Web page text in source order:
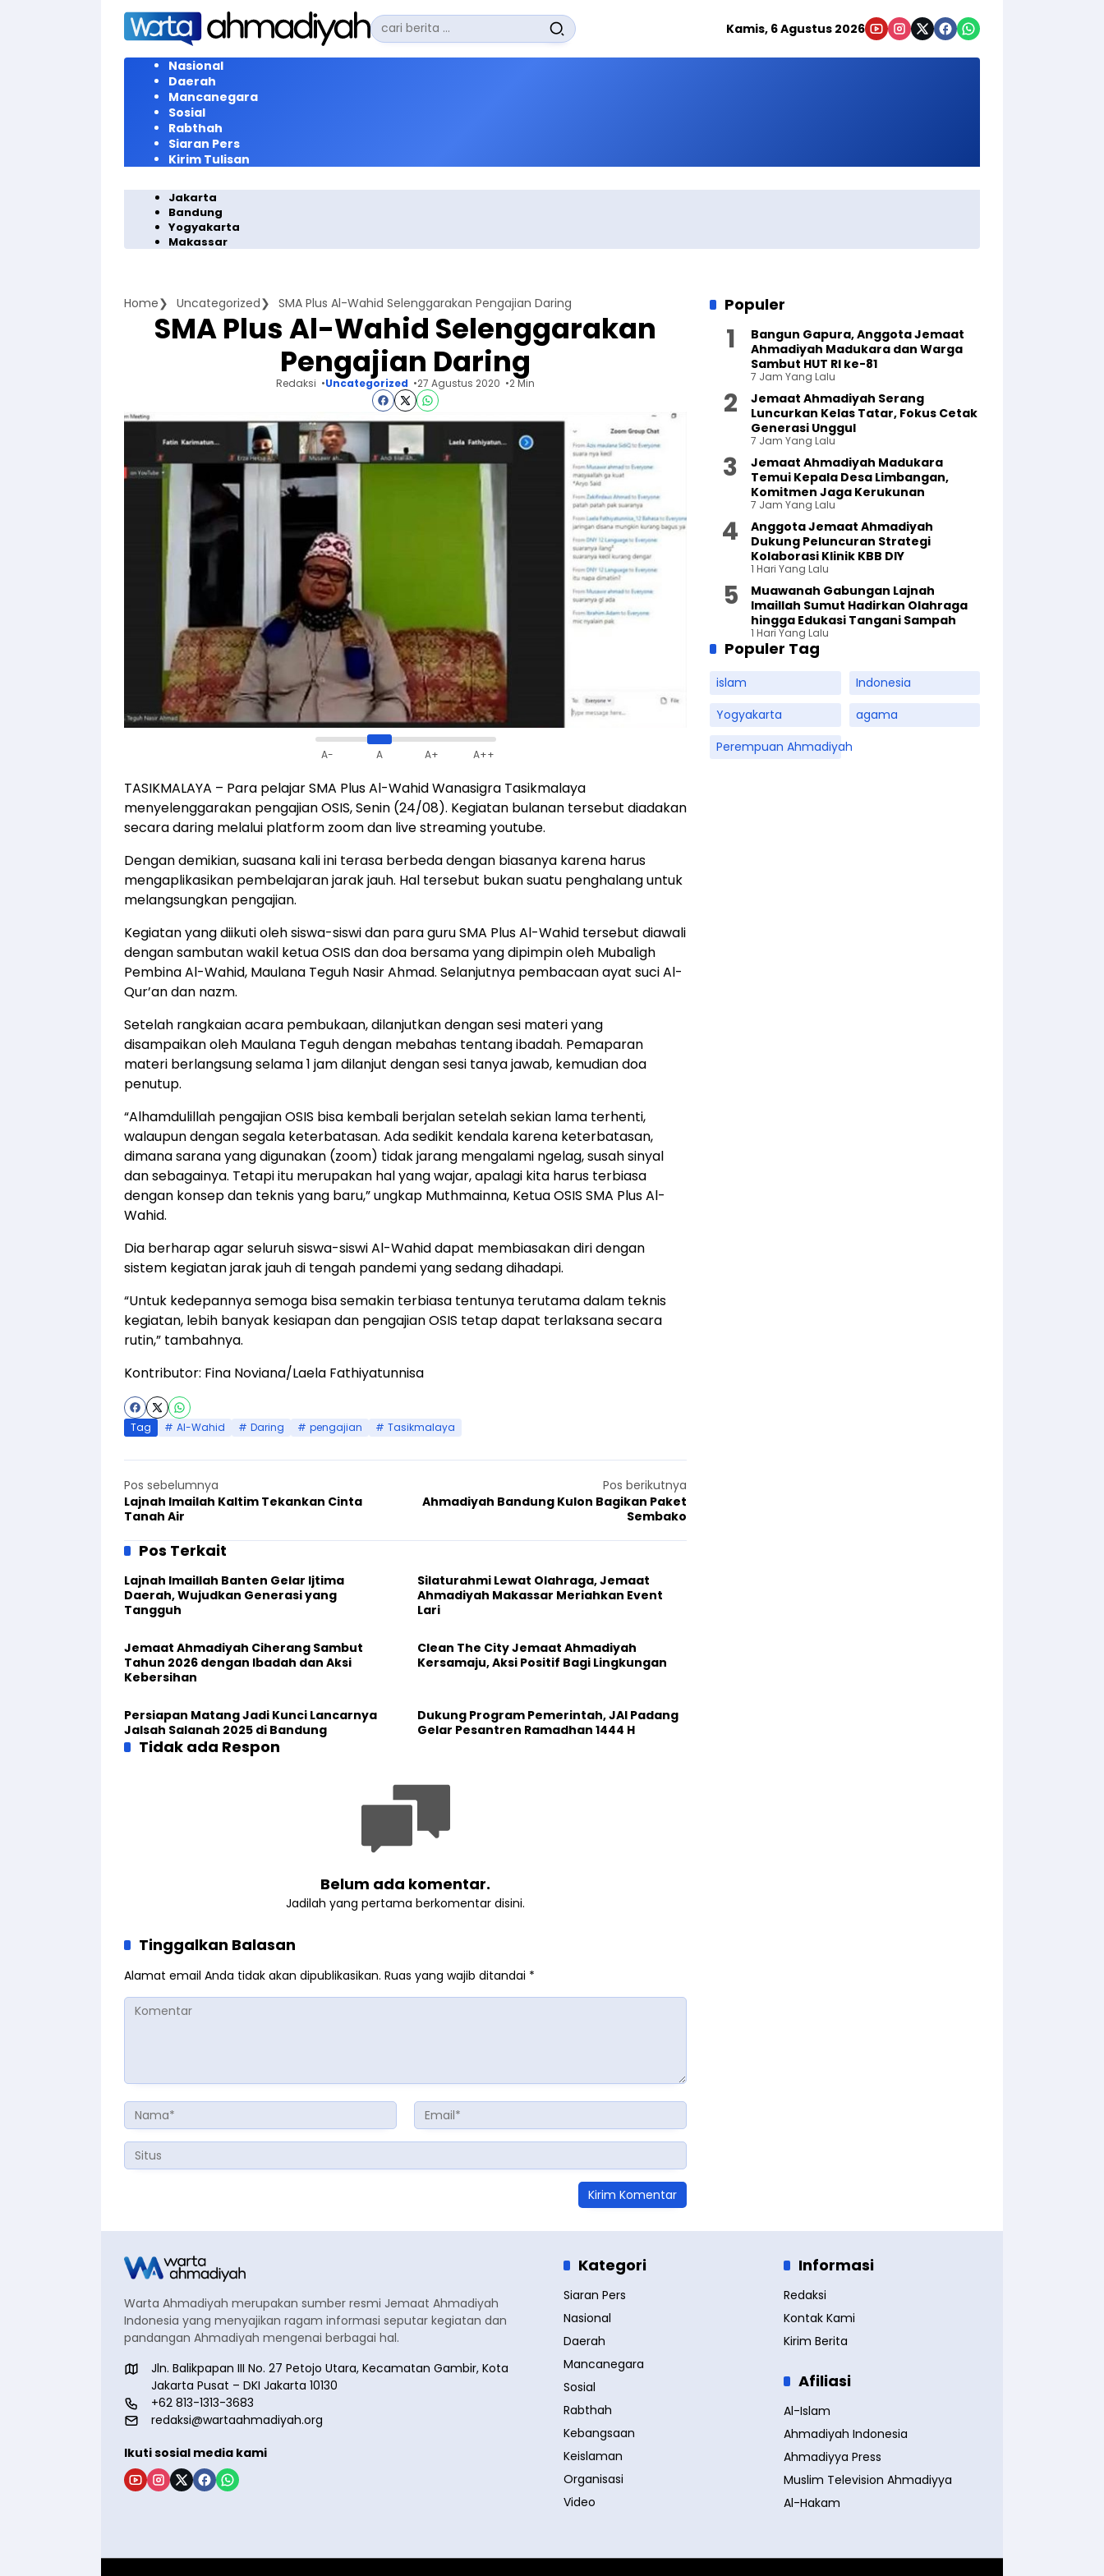
Langsung
konten
Pencarian
untuk:
Kamis, 6 Agustus 2026
Nasional
Daerah
Mancanegara
Sosial
Rabthah
Siaran Pers
Kirim Tulisan
Jakarta
Bandung
Yogyakarta
Makassar
Home Uncategorized SMA Plus Al-Wahid Selenggarakan Pengajian Daring
SMA Plus Al-Wahid Selenggarakan
Pengajian Daring
Redaksi Uncategorized 27 Agustus 2020 2 Min
A- A A+ A++
TASIKMALAYA – Para pelajar SMA Plus Al-Wahid Wanasigra Tasikmalaya
menyelenggarakan pengajian OSIS, Senin (24/08). Kegiatan bulanan tersebut diadakan
secara daring melalui platform zoom dan live streaming youtube.
Dengan demikian, suasana kali ini terasa berbeda dengan biasanya karena harus
mengaplikasikan pembelajaran jarak jauh. Hal tersebut bukan suatu penghalang untuk
melangsungkan pengajian.
Kegiatan yang diikuti oleh siswa-siswi dan para guru SMA Plus Al-Wahid tersebut diawali
dengan sambutan wakil ketua OSIS dan doa bersama yang dipimpin oleh Mubaligh
Pembina Al-Wahid, Maulana Teguh Nasir Ahmad. Selanjutnya pembacaan ayat suci Al-
Qur’an dan nazm.
Setelah rangkaian acara pembukaan, dilanjutkan dengan sesi materi yang
disampaikan oleh Maulana Teguh dengan mebahas tentang ibadah. Pemaparan
materi berlangsung selama 1 jam dilanjut dengan sesi tanya jawab, kemudian doa
penutup.
“Alhamdulillah pengajian OSIS bisa kembali berjalan setelah sekian lama terhenti,
walaupun dengan segala keterbatasan. Ada sedikit kendala karena keterbatasan,
dimana sarana yang digunakan (zoom) tidak jarang mengalami ngelag, susah sinyal
dan sebagainya. Tetapi itu merupakan hal yang wajar, apalagi kita harus terbiasa
dengan konsep dan teknis yang baru,” ungkap Muthmainna, Ketua OSIS SMA Plus Al-
Wahid.
Dia berharap agar seluruh siswa-siswi Al-Wahid dapat membiasakan diri dengan
sistem kegiatan jarak jauh di tengah pandemi yang sedang dihadapi.
“Untuk kedepannya semoga bisa semakin terbiasa tentunya terutama dalam teknis
kegiatan, lebih banyak kesiapan dan pengajian OSIS tetap dapat terlaksana secara
rutin,” tambahnya.
Kontributor: Fina Noviana/Laela Fathiyatunnisa
Tag Al-Wahid Daring pengajian Tasikmalaya
Pos sebelumnya
Lajnah Imailah Kaltim Tekankan Cinta
Tanah Air
Pos berikutnya
Ahmadiyah Bandung Kulon Bagikan Paket
Sembako
Pos Terkait
Lajnah Imaillah Banten Gelar Ijtima
Daerah, Wujudkan Generasi yang
Tangguh
Silaturahmi Lewat Olahraga, Jemaat
Ahmadiyah Makassar Meriahkan Event
Lari
Jemaat Ahmadiyah Ciherang Sambut
Tahun 2026 dengan Ibadah dan Aksi
Kebersihan
Clean The City Jemaat Ahmadiyah
Kersamaju, Aksi Positif Bagi Lingkungan
Persiapan Matang Jadi Kunci Lancarnya
Jalsah Salanah 2025 di Bandung
Dukung Program Pemerintah, JAI Padang
Gelar Pesantren Ramadhan 1444 H
Tidak ada Respon
Belum ada komentar.
Jadilah yang pertama berkomentar disini.
Tinggalkan Balasan
Alamat email Anda tidak akan dipublikasikan. Ruas yang wajib ditandai *
Populer
Bangun Gapura, Anggota Jemaat
Ahmadiyah Madukara dan Warga
Sambut HUT RI ke-81
7 Jam Yang Lalu
Jemaat Ahmadiyah Serang
Luncurkan Kelas Tatar, Fokus Cetak
Generasi Unggul
7 Jam Yang Lalu
Jemaat Ahmadiyah Madukara
Temui Kepala Desa Limbangan,
Komitmen Jaga Kerukunan
7 Jam Yang Lalu
Anggota Jemaat Ahmadiyah
Dukung Peluncuran Strategi
Kolaborasi Klinik KBB DIY
1 Hari Yang Lalu
Muawanah Gabungan Lajnah
Imaillah Sumut Hadirkan Olahraga
hingga Edukasi Tangani Sampah
1 Hari Yang Lalu
Populer Tag
islam
Indonesia
Yogyakarta
agama
Perempuan Ahmadiyah
Warta Ahmadiyah merupakan sumber resmi Jemaat Ahmadiyah
Indonesia yang menyajikan ragam informasi seputar kegiatan dan
pandangan Ahmadiyah mengenai berbagai hal.
Jln. Balikpapan III No. 27 Petojo Utara, Kecamatan Gambir, Kota
Jakarta Pusat – DKI Jakarta 10130
+62 813-1313-3683
redaksi@wartaahmadiyah.org
Ikuti sosial media kami
Kategori
Siaran Pers
Nasional
Daerah
Mancanegara
Sosial
Rabthah
Kebangsaan
Keislaman
Organisasi
Video
Informasi
Redaksi
Kontak Kami
Kirim Berita
Afiliasi
Al-Islam
Ahmadiyah Indonesia
Ahmadiyya Press
Muslim Television Ahmadiyya
Al-Hakam